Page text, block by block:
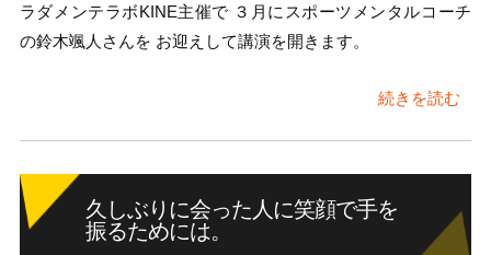
ラダメンテラボKINE主催で ３月にスポーツメンタルコーチ
の鈴木颯人さんを お迎えして講演を開きます。
続きを読む
久しぶりに会った人に笑顔で手を
振るためには。